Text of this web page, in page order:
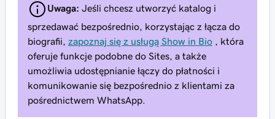
Uwaga: Jeśli chcesz utworzyć katalog i
sprzedawać bezpośrednio, korzystając z łącza do
biografii, zapoznaj się z usługą Show in Bio , która
oferuje funkcje podobne do Sites, a także
umożliwia udostępnianie łączy do płatności i
komunikowanie się bezpośrednio z klientami za
pośrednictwem WhatsApp.